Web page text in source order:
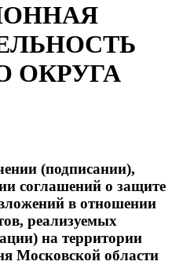
ОКРУГА
(подписании),
соглашений о защите
в отношении
реализуемых
на территории
Московской области